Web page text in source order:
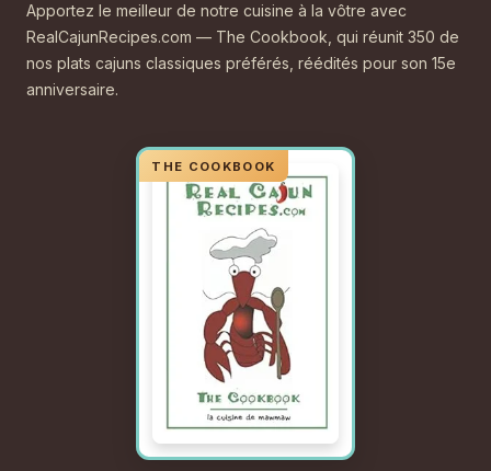
Apportez le meilleur de notre cuisine à la vôtre avec
RealCajunRecipes.com — The Cookbook, qui réunit 350 de
nos plats cajuns classiques préférés, réédités pour son 15e
anniversaire.